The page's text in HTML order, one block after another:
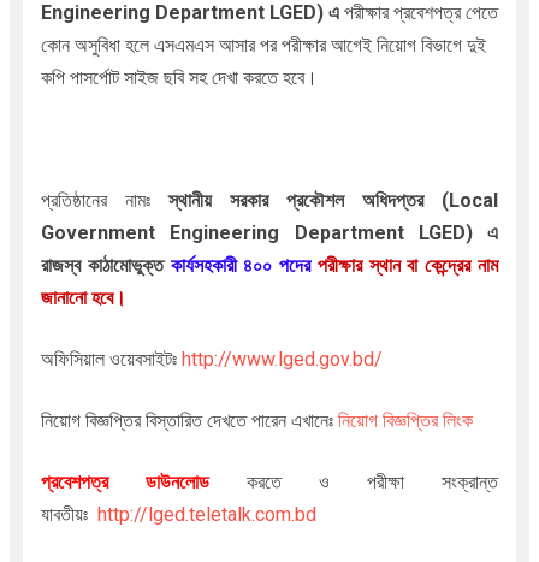
Engineering Department LGED)এ পরীক্ষার প্রবেশপত্র পেতে
কোন অসুবিধা হলে এসএমএস আসার পর পরীক্ষার আগেই নিয়োগ বিভাগে দুই
কপি পাসর্পোট সাইজ ছবি সহ দেখা করতে হবে।
প্রতিষ্ঠানের নামঃস্থানীয় সরকার প্রকৌশল অধিদপ্তর (Local
Government Engineering Department LGED)এ
রাজস্ব কাঠামোভুক্ত কার্যসহকারী ৪০০ পদের পরীক্ষার স্থান বা কেন্দ্রের নাম
জানানো হবে।
অফিসিয়াল ওয়েবসাইটঃhttp://www.lged.gov.bd/
নিয়োগ বিজ্ঞপ্তির বিস্তারিত দেখতে পারেন এখানেঃ নিয়োগ বিজ্ঞপ্তির লিংক
প্রবেশপত্র ডাউনলোডকরতে ও পরীক্ষা সংক্রান্ত
যাবতীয়ঃ http://lged.teletalk.com.bd